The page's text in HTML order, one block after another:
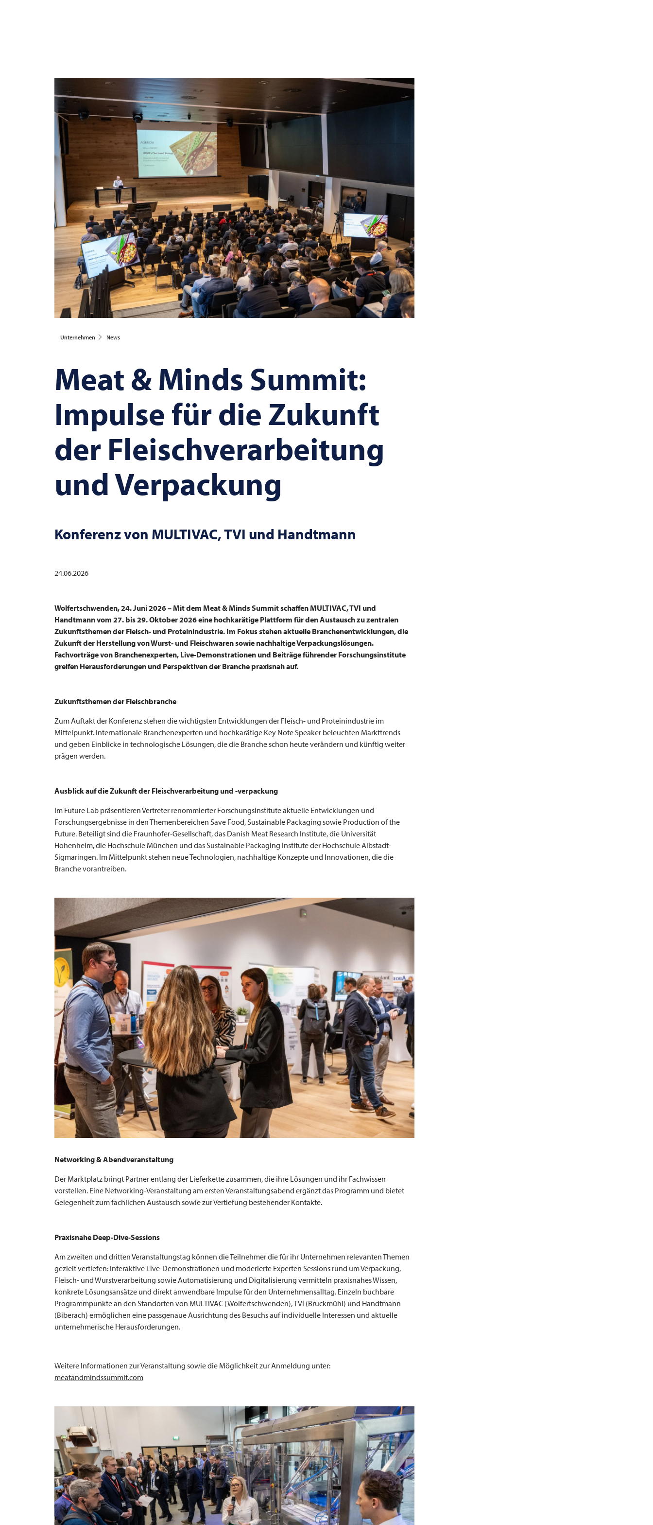
Unternehmen News
Meat & Minds Summit:
Impulse für die Zukunft
der Fleischverarbeitung
und Verpackung
Konferenz von MULTIVAC,TVI und Handtmann
24.06.2026
Wolfertschwenden, 24. Juni 2026 – Mit dem Meat & Minds Summit schaffen MULTIVAC,TVI und
Handtmann vom 27. bis 29. Oktober 2026 eine hochkarätige Plattform für den Austausch zu zentralen
Zukunftsthemen der Fleisch- und Proteinindustrie. Im Fokus stehen aktuelle Branchenentwicklungen, die
Zukunft der Herstellung von Wurst- und Fleischwaren sowie nachhaltige Verpackungslösungen.
Fachvorträge von Branchenexperten, Live-Demonstrationen und Beiträge führender Forschungsinstitute
greifen Herausforderungen und Perspektiven der Branche praxisnah auf.
Zukunftsthemen der Fleischbranche
Zum Auftakt der Konferenz stehen die wichtigsten Entwicklungen der Fleisch- und Proteinindustrie im
Mittelpunkt. Internationale Branchenexperten und hochkarätige Key Note Speaker beleuchten Markttrends
und geben Einblicke in technologische Lösungen, die die Branche schon heute verändern und künftig weiter
prägen werden.
Ausblick auf die Zukunft der Fleischverarbeitung und -verpackung
Im Future Lab präsentieren Vertreter renommierter Forschungsinstitute aktuelle Entwicklungen und
Forschungsergebnisse in den Themenbereichen Save Food, Sustainable Packaging sowie Production of the
Future. Beteiligt sind die Fraunhofer-Gesellschaft, das Danish Meat Research Institute, die Universität
Hohenheim, die Hochschule München und das Sustainable Packaging Institute der Hochschule Albstadt-
Sigmaringen. Im Mittelpunkt stehen neue Technologien, nachhaltige Konzepte und Innovationen, die die
Branche vorantreiben.
Networking & Abendveranstaltung
Der Marktplatz bringt Partner entlang der Lieferkette zusammen, die ihre Lösungen und ihr Fachwissen
vorstellen. Eine Networking-Veranstaltung am ersten Veranstaltungsabend ergänzt das Programm und bietet
Gelegenheit zum fachlichen Austausch sowie zur Vertiefung bestehender Kontakte.
Praxisnahe Deep-Dive-Sessions
Am zweiten und dritten Veranstaltungstag können die Teilnehmer die für ihr Unternehmen relevanten Themen
gezielt vertiefen: Interaktive Live-Demonstrationen und moderierte Experten Sessions rund um Verpackung,
Fleisch- und Wurstverarbeitung sowie Automatisierung und Digitalisierung vermitteln praxisnahes Wissen,
konkrete Lösungsansätze und direkt anwendbare Impulse für den Unternehmensalltag. Einzeln buchbare
Programmpunkte an den Standorten von MULTIVAC (Wolfertschwenden),TVI (Bruckmühl) und Handtmann
(Biberach) ermöglichen eine passgenaue Ausrichtung des Besuchs auf individuelle Interessen und aktuelle
unternehmerische Herausforderungen.
Weitere Informationen zur Veranstaltung sowie die Möglichkeit zur Anmeldung unter:
meatandmindssummit.com